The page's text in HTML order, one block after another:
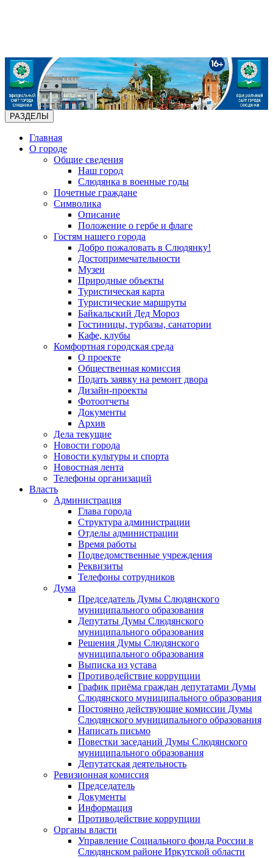
РАЗДЕЛЫ
Главная
О городе
Общие сведения
Наш город
Слюдянка в военные годы
Почетные граждане
Символика
Описание
Положение о гербе и флаге
Гостям нашего города
Добро пожаловать в Слюдянку!
Достопримечательности
Музеи
Природные объекты
Туристическая карта
Туристические маршруты
Байкальский Дед Мороз
Гостиницы, турбазы, санатории
Кафе, клубы
Комфортная городская среда
О проекте
Общественная комиссия
Подать заявку на ремонт двора
Дизайн-проекты
Фотоотчеты
Документы
Архив
Дела текущие
Новости города
Новости культуры и спорта
Новостная лента
Телефоны организаций
Власть
Администрация
Глава города
Структура администрации
Отделы администрации
Время работы
Подведомственные учреждения
Реквизиты
Телефоны сотрудников
Дума
Председатель Думы Слюдянского
муниципального образования
Депутаты Думы Слюдянского
муниципального образования
Решения Думы Слюдянского
муниципального образования
Выписка из устава
Противодействие коррупции
График приёма граждан депутатами Думы
Слюдянского муниципального образования
Постоянно действующие комиссии Думы
Слюдянского муниципального образования
Написать письмо
Повестки заседаний Думы Слюдянского
муниципального образования
Депутатская деятельность
Ревизионная комиссия
Председатель
Документы
Информация
Противодействие коррупции
Органы власти
Управление Социального фонда России в
Слюдянском районе Иркутской области